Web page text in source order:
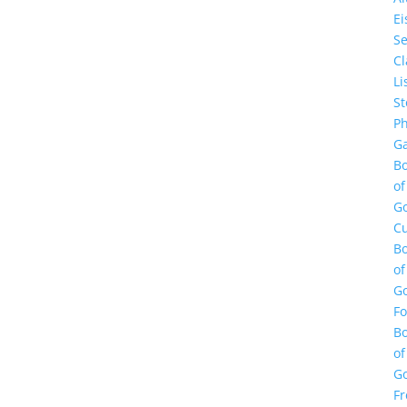
of
of
of